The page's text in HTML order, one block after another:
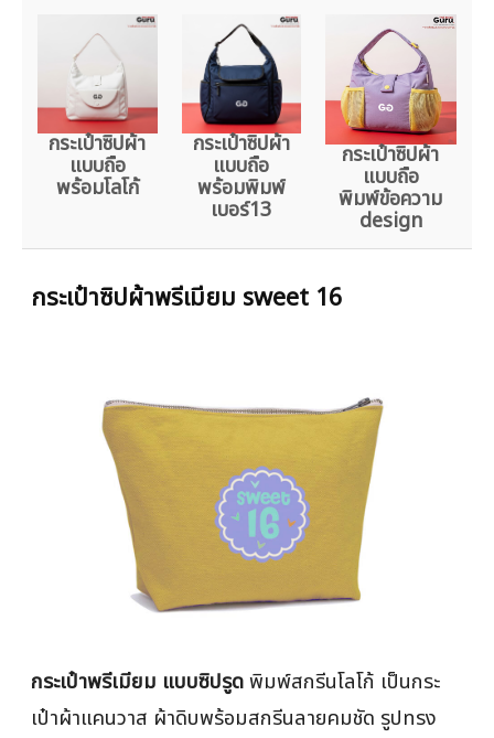
กระเป๋าซิปผ้า
แบบถือ
พร้อมโลโก้
กระเป๋าซิปผ้า
แบบถือ
พร้อมพิมพ์
เบอร์13
กระเป๋าซิปผ้า
แบบถือ
พิมพ์ข้อความ
design
กระเป๋าซิปผ้าพรีเมียม sweet 16
กระเป๋าพรีเมียม แบบซิปรูดพิมพ์สกรีนโลโก้ เป็นกระ
เป๋าผ้าแคนวาส ผ้าดิบพร้อมสกรีนลายคมชัด รูปทรง